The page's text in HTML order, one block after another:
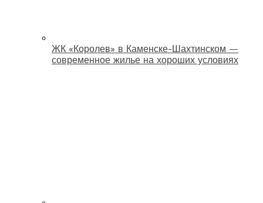
ЖК «Королев» в Каменске-Шахтинском —
современное жилье на хороших условиях